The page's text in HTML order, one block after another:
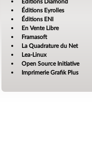
Éditions Diamond
Éditions Eyrolles
Éditions ENI
En Vente Libre
Framasoft
La Quadrature du Net
Lea-Linux
Open Source Initiative
Imprimerie Grafik Plus